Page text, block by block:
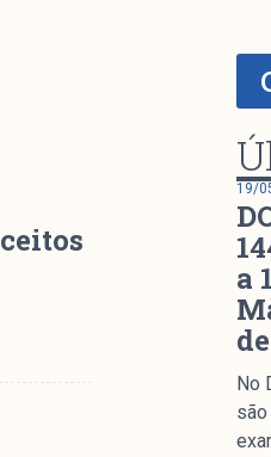
19/
a
No
são